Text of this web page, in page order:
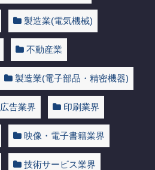
製造業(電気機械)
不動産業
製造業(電子部品・精密機器)
広告業界 印刷業界
映像・電子書籍業界
技術サービス業界